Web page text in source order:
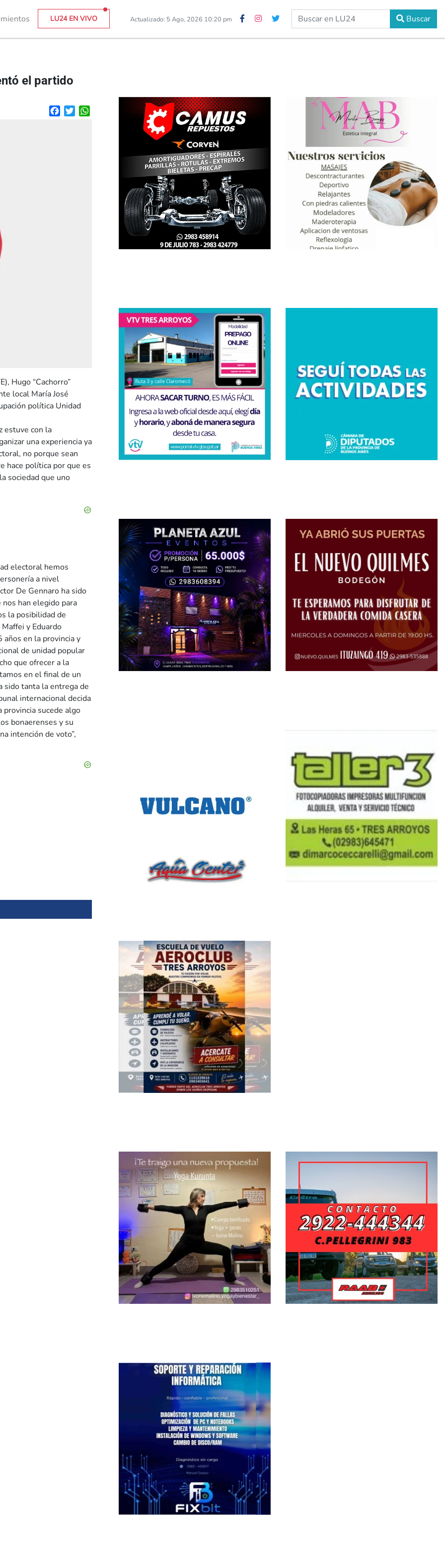
LU24 EN VIVO Actualizado: 5 Ago, 2026 10:20 pm Buscar
el partido
FacebookTwitter
Hugo “Cachorro”
local María José
política Unidad
estuve con la
una experiencia ya
no porque sean
hace política por que es
sociedad que uno
electoral hemos
a nivel
De Gennaro ha sido
han elegido para
la posibilidad de
y Eduardo
años en la provincia y
de unidad popular
que ofrecer a la
en el final de un
sido tanta la entrega de
internacional decida
sucede algo
bonaerenses y su
intención de voto”,